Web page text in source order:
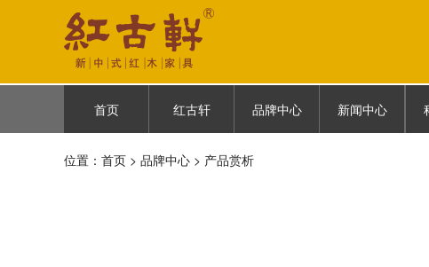
首页 红古轩 品牌中心 新闻中心
首页
红古轩简介
位置： 首页 > 品牌中心 > 产品赏析